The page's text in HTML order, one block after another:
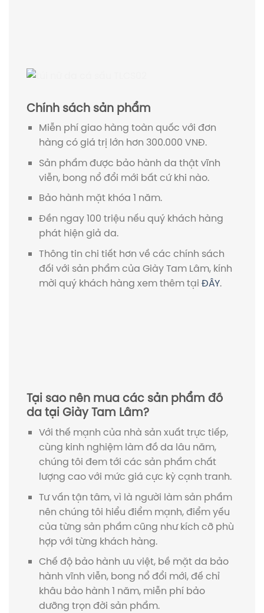
Chính sách sản phẩm
Miễn phí giao hàng toàn quốc với đơn
hàng có giá trị lớn hơn 300.000 VNĐ.
Sản phẩm được bảo hành da thật vĩnh
viễn, bong nổ đổi mới bất cứ khi nào.
Bảo hành mặt khóa 1 năm.
Đền ngay 100 triệu nếu quý khách hàng
phát hiện giả da.
Thông tin chi tiết hơn về các chính sách
đối với sản phẩm của Giày Tam Lâm, kính
mời quý khách hàng xem thêm tại ĐÂY.
Tại sao nên mua các sản phẩm đồ
da tại Giày Tam Lâm?
Với thế mạnh của nhà sản xuất trực tiếp,
cùng kinh nghiệm làm đồ da lâu năm,
chúng tôi đem tới các sản phẩm chất
lượng cao với mức giá cực kỳ cạnh tranh.
Tư vấn tận tâm, vì là người làm sản phẩm
nên chúng tôi hiểu điểm mạnh, điểm yếu
của từng sản phẩm cũng như kích cỡ phù
hợp với từng khách hàng.
Chế độ bảo hành ưu việt, bề mặt da bảo
hành vĩnh viễn, bong nổ đổi mới, đế chỉ
khâu bảo hành 1 năm, miễn phí bảo
dưỡng trọn đời sản phẩm.